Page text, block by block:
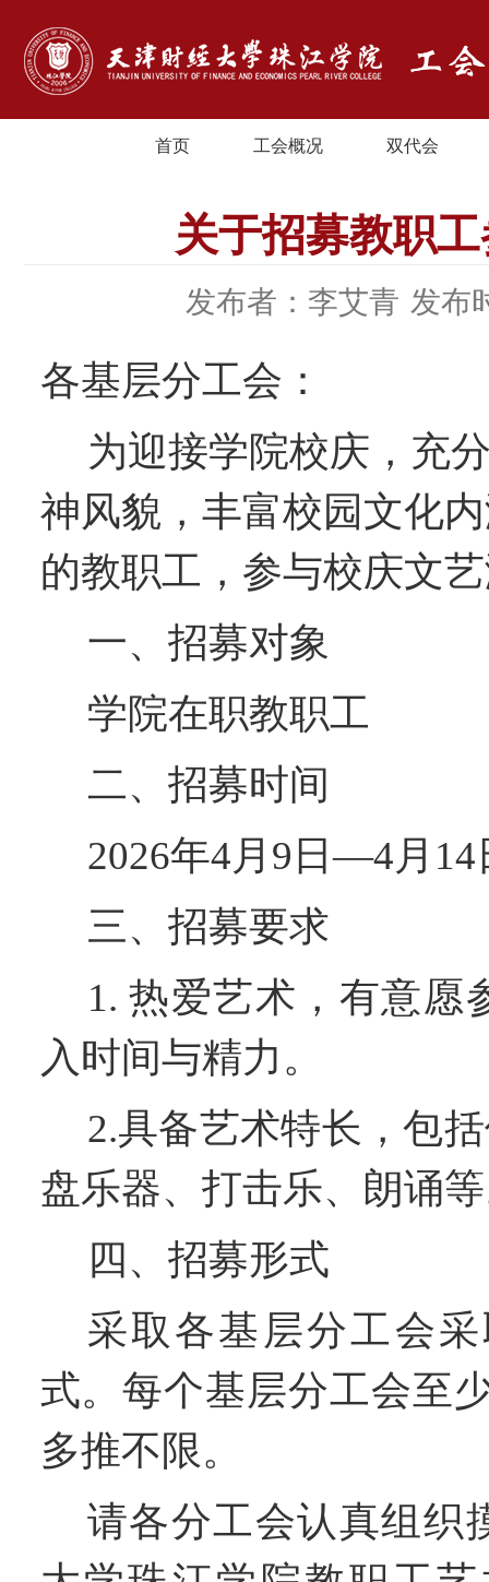
首页 工会概况 双代会
关于招募教职
发布者：李艾青 发布
各基层分工会：
为迎接学院校庆，充
神风貌，丰富校园文化
的教职工，参与校庆文
一、 招募对象
学院在职教职工
二、 招募时间
2026年4月9日—4月14
三、 招募要求
1. 热爱艺术，有意愿
入时间与精力。
2.具备艺术特长 ，包
盘乐器、打击乐、 朗诵
四、 招募形式
采取各基层分工会
式。每个基层分工会至
多推不限。
请各分工会认真组织